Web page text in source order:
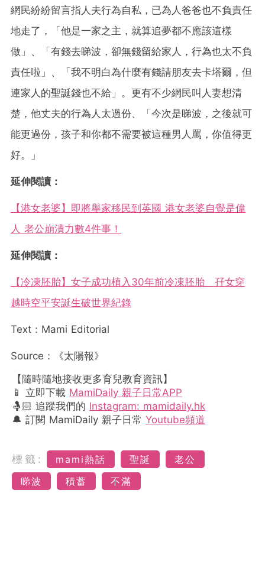
網民紛紛留言指人夫行為自私，已為人爸爸也不負責任
地走了，「他是一家之主，就算追夢都不應該這樣
做」、「有錢去睇波，卻無錢留給家人，行為也太不負
責任啦」、「我不明白為什麼有錢請朋友去卡塔爾，但
連家人的聖誕錢也不給」。更有不少網民叫人妻想清
楚，他丈夫的行為人太過份、「今次是睇波，之後就可
能更過份，孩子和你都不需要被這種男人罵，你值得更
好。」
延伸閱讀：
【港女老婆】即將舉家移民到英國 港女老婆自覺是偉
人 老公崩潰力數4件事！
延伸閱讀：
【冷凍胚胎】女子成功植入30年前冷凍胚胎 孖女穿
越時空平安誕生破世界紀錄
Text：Mami Editorial
Source：《太陽報》
【隨時隨地接收更多育兒教育資訊】
📱 立即下載 MamiDaily 親子日常APP
🤱🏻 追蹤我們的 Instagram: mamidaily.hk
🔔 訂閱 MamiDaily 親子日常 Youtube頻道
標籤: mami熱話 聖誕
老公
睇波
積蓄 不滿